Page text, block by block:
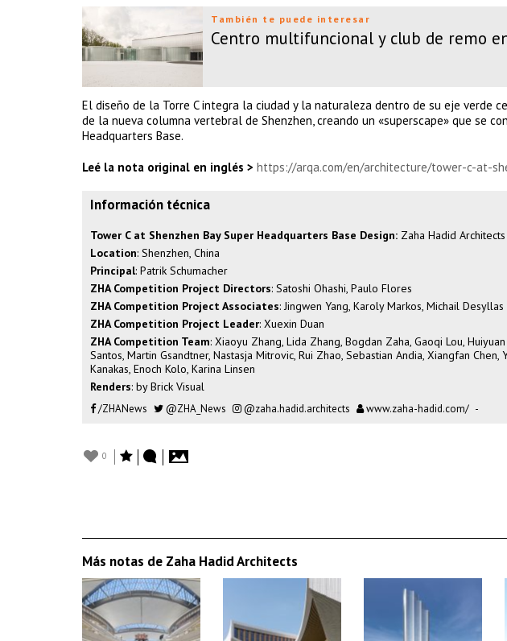
También te puede interesar
Centro multifuncional y club de remo
El diseño de la Torre C integra la ciudad y la naturaleza dentro de su eje verde
de la nueva columna vertebral de Shenzhen, creando un «superscape» que se
Headquarters Base.
Leé la nota original en inglés > https://arqa.com/en/architecture/tower-c-at-
Información técnica
Tower C at Shenzhen Bay Super Headquarters Base Design: Zaha Hadid Architects
Location: Shenzhen, China
Principal: Patrik Schumacher
ZHA Competition Project Directors: Satoshi Ohashi, Paulo Flores
ZHA Competition Project Associates: Jingwen Yang, Karoly Markos, Michail Desyllas
ZHA Competition Project Leader: Xuexin Duan
ZHA Competition Team: Xiaoyu Zhang, Lida Zhang, Bogdan Zaha, Gaoqi Lou,
Santos, Martin Gsandtner, Nastasja Mitrovic, Rui Zhao, Sebastian Andia, Xiangfan Chen,
Kanakas, Enoch Kolo, Karina Linsen
Renders: by Brick Visual
/ZHANews @ZHA_News @zaha.hadid.architects www.zaha-hadid.com/ -
0
Más notas de Zaha Hadid Architects